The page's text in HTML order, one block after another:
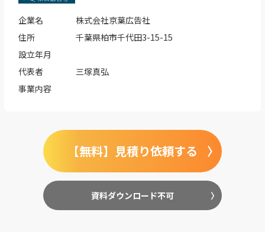
企業名
株式会社京葉広告社
住所
千葉県柏市千代田3-15-15
設立年月
代表者
三塚真弘
事業内容
【無料】見積り依頼する
資料ダウンロード不可